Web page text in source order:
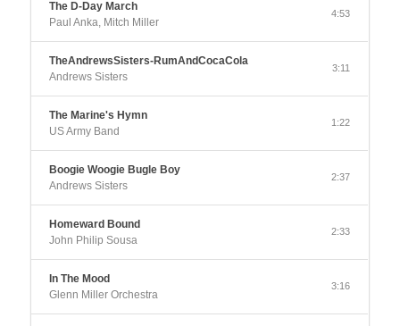
The D-Day March
Paul Anka, Mitch Miller
4:53
TheAndrewsSisters-RumAndCocaCola
Andrews Sisters
3:11
The Marine's Hymn
US Army Band
1:22
Boogie Woogie Bugle Boy
Andrews Sisters
2:37
Homeward Bound
John Philip Sousa
2:33
In The Mood
Glenn Miller Orchestra
3:16